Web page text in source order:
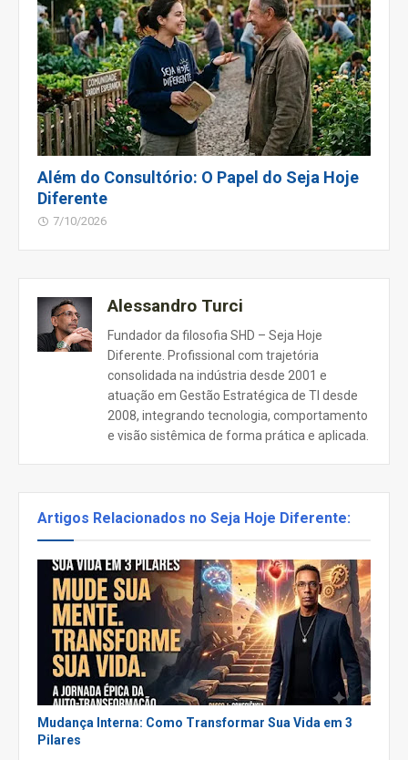
Além do Consultório: O Papel do Seja Hoje
Diferente
7/10/2026
Alessandro Turci
Fundador da filosofia SHD – Seja Hoje
Diferente. Profissional com trajetória
consolidada na indústria desde 2001 e
atuação em Gestão Estratégica de TI desde
2008, integrando tecnologia, comportamento
e visão sistêmica de forma prática e aplicada.
Artigos Relacionados no Seja Hoje Diferente:
Mudança Interna: Como Transformar Sua Vida em 3
Pilares